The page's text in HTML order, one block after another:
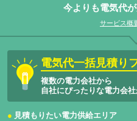
今よりも電気代
サービス概
電気代一括見積り
複数の電力会社から
自社にぴったりな電力会
見積もりたい電力供給エリア